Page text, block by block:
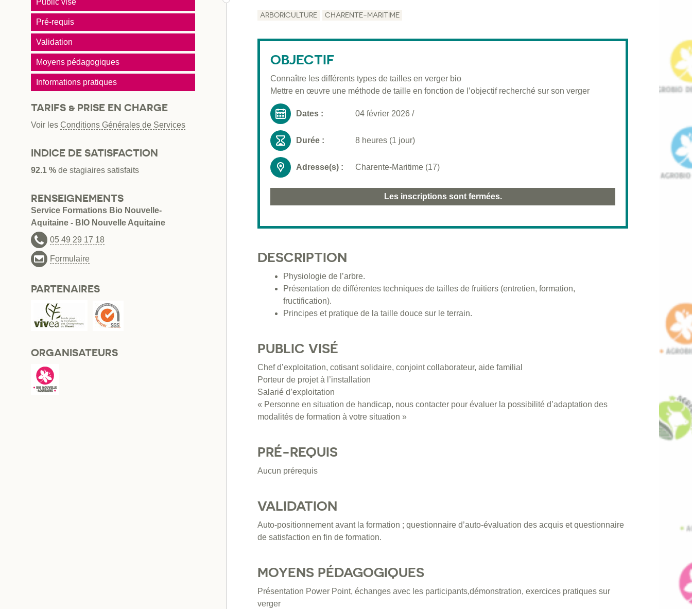
ARBORICULTURE CHARENTE-MARITIME
OBJECTIF
Connaître les différents types de tailles en verger bio
Mettre en œuvre une méthode de taille en fonction de l’objectif recherché sur son verger
Dates : 04 février 2026 /
Durée : 8 heures (1 jour)
Adresse(s) : Charente-Maritime (17)
Les inscriptions sont fermées.
DESCRIPTION
Physiologie de l’arbre.
Présentation de différentes techniques de tailles de fruitiers (entretien, formation,
fructification).
Principes et pratique de la taille douce sur le terrain.
PUBLIC VISÉ
Chef d’exploitation, cotisant solidaire, conjoint collaborateur, aide familial
Porteur de projet à l’installation
Salarié d’exploitation
« Personne en situation de handicap, nous contacter pour évaluer la possibilité d’adaptation des
modalités de formation à votre situation »
PRÉ-REQUIS
Aucun prérequis
VALIDATION
Auto-positionnement avant la formation ; questionnaire d’auto-évaluation des acquis et questionnaire
de satisfaction en fin de formation.
MOYENS PÉDAGOGIQUES
Présentation Power Point, échanges avec les participants,démonstration, exercices pratiques sur
verger
Public visé
Pré-requis
Validation
Moyens pédagogiques
Informations pratiques
TARIFS & PRISE EN CHARGE
Voir les Conditions Générales de Services
INDICE DE SATISFACTION
92.1 % de stagiaires satisfaits
RENSEIGNEMENTS
Service Formations Bio Nouvelle-
Aquitaine - BIO Nouvelle Aquitaine
05 49 29 17 18
Formulaire
PARTENAIRES
ORGANISATEURS